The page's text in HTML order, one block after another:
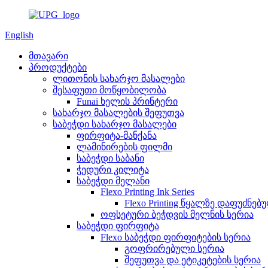
English
მთავარი
პროდუქტები
ლითონის სახარჯო მასალები
შესაფუთი მოწყობილობა
Funai ხელის პრინტერი
სახარჯო მასალების შეფუთვა
საბეჭდი სახარჯო მასალები
ფირფიტა-მანქანა
ლამინირების ფილმი
საბეჭდი საბანი
ჭედური კილიტა
საბეჭდი მელანი
Flexo Printing Ink Series
Flexo Printing წყალზე
ოფსეტური ბეჭდვის მელნის სერია
საბეჭდი ფირფიტა
Flexo საბეჭდი ფირფიტების სერია
გოფრირებული სერია
შეფუთვა და ეტიკეტების სერია